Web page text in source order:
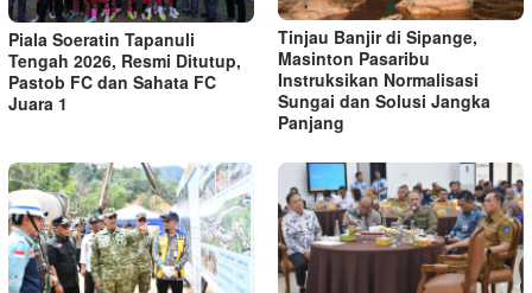
Piala Soeratin Tapanuli
Tengah 2026, Resmi Ditutup,
Pastob FC dan Sahata FC
Juara 1
Tinjau Banjir di Sipange,
Masinton Pasaribu
Instruksikan Normalisasi
Sungai dan Solusi Jangka
Panjang